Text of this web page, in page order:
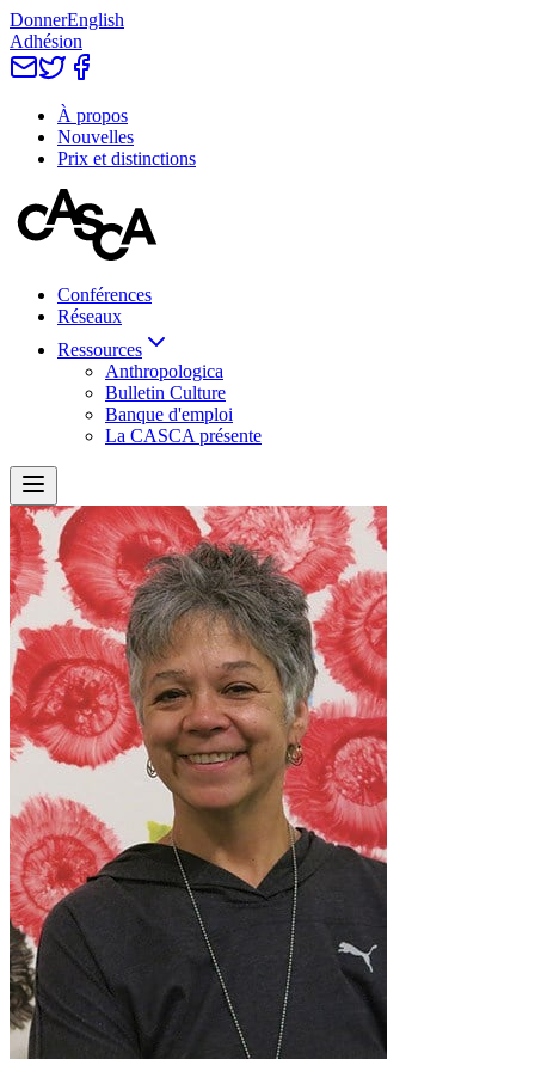
DonnerEnglish
Adhésion
À propos
Nouvelles
Prix et distinctions
Conférences
Réseaux
Ressources
Anthropologica
Bulletin Culture
Banque d'emploi
La CASCA présente